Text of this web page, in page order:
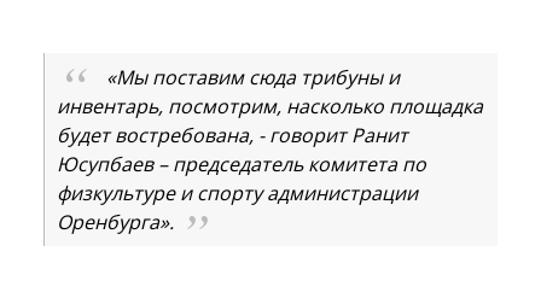
«Мы поставим сюда трибуны и
инвентарь, посмотрим, насколько площадка
будет востребована, - говорит Ранит
Юсупбаев – председатель комитета по
физкультуре и спорту администрации
Оренбурга».